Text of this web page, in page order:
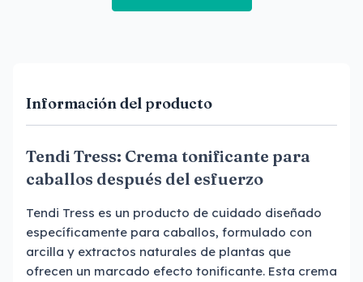
Información del producto
Tendi Tress: Crema tonificante para
caballos después del esfuerzo
Tendi Tress es un producto de cuidado diseñado
específicamente para caballos, formulado con
arcilla y extractos naturales de plantas que
ofrecen un marcado efecto tonificante. Esta crema